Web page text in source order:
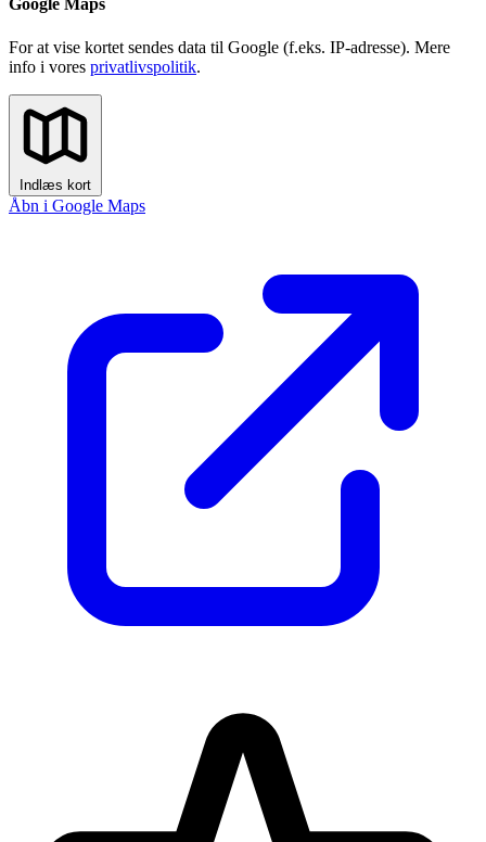
Google Maps
For at vise kortet sendes data til Google (f.eks. IP-adresse). Mere
info i vores privatlivspolitik.
Indlæs kort
Åbn i Google Maps